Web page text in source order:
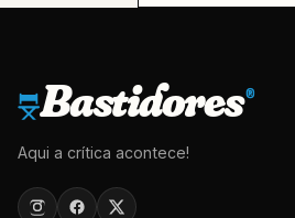
Bastidores®
Aqui a crítica acontece!